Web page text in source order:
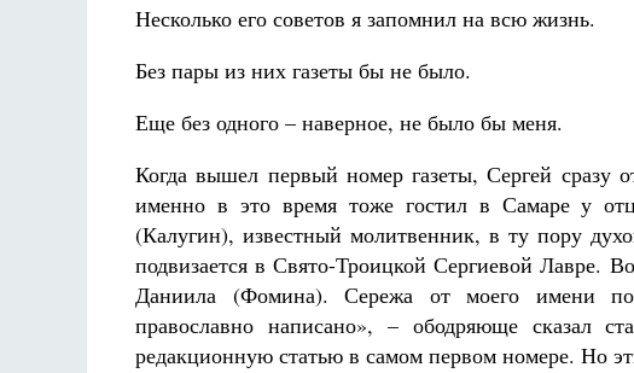
Несколько его советов я запомнил на всю жизнь.
Без пары из них газеты бы не было.
Еще без одного – наверное, не было бы меня.
Когда вышел первый номер газеты, Сергей сразу
именно в это время тоже гостил в Самаре у
(Калугин), известный молитвенник, в ту пору
подвизается в Свято-Троицкой Сергиевой Лавре.
Даниила (Фомина). Сережа от моего имени
православно написано», – ободряюще сказал
редакционную статью в самом первом номере. Но